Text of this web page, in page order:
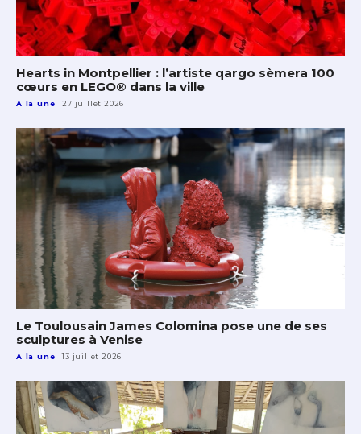
Hearts in Montpellier : l’artiste qargo sèmera 100
cœurs en LEGO® dans la ville
A la une 27 juillet 2026
Le Toulousain James Colomina pose une de ses
sculptures à Venise
A la une 13 juillet 2026